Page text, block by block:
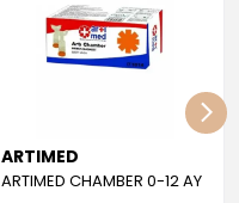
ARTIMED
ARTIMED CHAMBER 0-12 AY